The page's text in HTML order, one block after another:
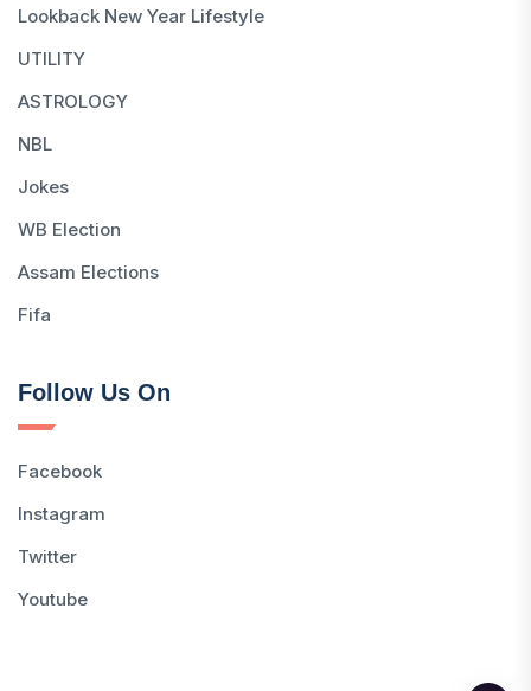
Lookback New Year Lifestyle
UTILITY
ASTROLOGY
NBL
Jokes
WB Election
Assam Elections
Fifa
Follow Us On
Facebook
Instagram
Twitter
Youtube